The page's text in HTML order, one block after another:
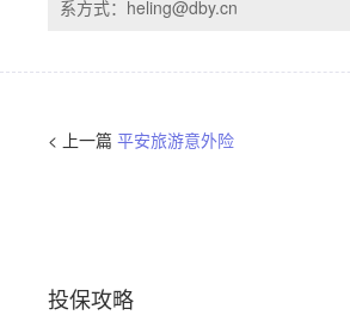
系方式：heling@dby.cn
< 上一篇 平安旅游意外险
投保攻略